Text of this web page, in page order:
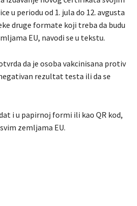
u periodu od 1. jula do 12. avgusta
druge formate koji treba da budu
EU, navodi se u tekstu.
da je osoba vakcinisana protiv
rezultat testa ili da se
i u papirnoj formi ili kao QR kod,
zemljama EU.